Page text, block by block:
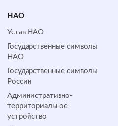
НАО
Устав НАО
Государственные символы
НАО
Государственные символы
России
Административно-
территориальное
устройство